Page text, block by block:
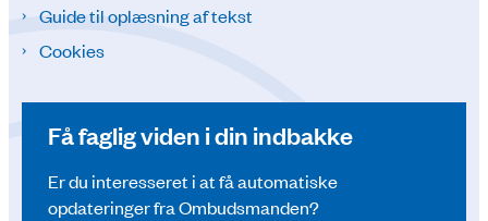
Guide til oplæsning af tekst
Cookies
Få faglig viden i din indbakke
Er du interesseret i at få automatiske
opdateringer fra Ombudsmanden?